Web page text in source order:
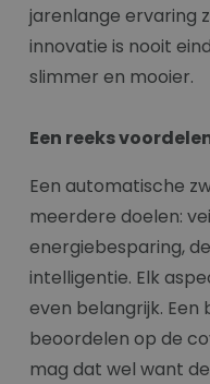
jarenlange ervaring
innovatie is nooit
slimmer en mooier.
Een reeks
Een automatische
meerdere doelen:
energiebesparing,
intelligentie. Elk
even belangrijk. Een
beoordelen op de
mag dat wel want